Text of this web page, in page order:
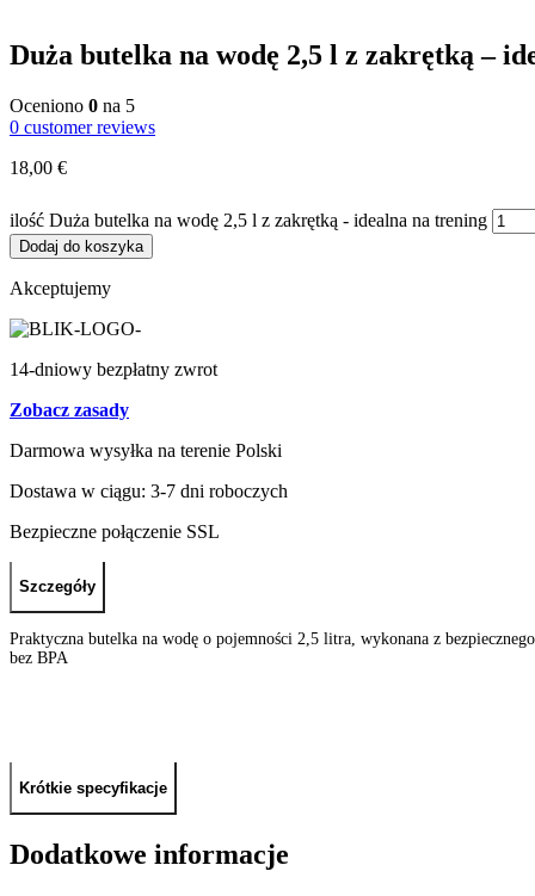
Filtry do wody z osmozy
Filtry podzlewowe BestWater Jungbrunnen – seria
Filtry turystyczne na wycieczki i outdoor
Duża butelka na wodę 2,5 l z zakrętką –
Oceniono 0 na 5
0 customer reviews
18,00 €
ilość Duża butelka na wodę 2,5 l z zakrętką - idealna na trening
Dodaj do koszyka
Akceptujemy
14-dniowy bezpłatny zwrot
Zobacz zasady
Darmowa wysyłka na terenie Polski
Dostawa w ciągu: 3-7 dni roboczych
Bezpieczne połączenie SSL
Szczegóły
Praktyczna butelka na wodę o pojemności 2,5 litra, wykonana z
bez BPA
Krótkie specyfikacje
Dodatkowe informacje